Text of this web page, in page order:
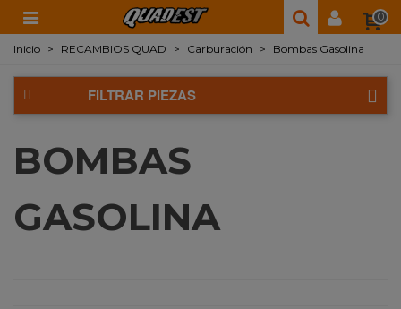
0
Inicio > RECAMBIOS QUAD > Carburación > Bombas Gasolina
FILTRAR PIEZAS
BOMBAS
GASOLINA